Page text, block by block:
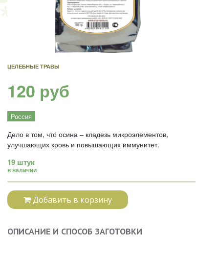
ЦЕЛЕБНЫЕ ТРАВЫ
120 руб
Россия
Дело в том, что осина – кладезь микроэлементов,
улучшающих кровь и повышающих иммунитет.
19 штук
в наличии
Добавить в корзину
ОПИСАНИЕ И СПОСОБ ЗАГОТОВКИ